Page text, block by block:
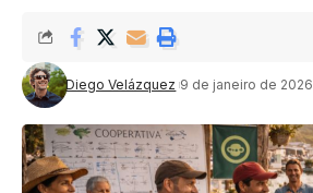
Diego Velázquez 9 de janeiro de 2026